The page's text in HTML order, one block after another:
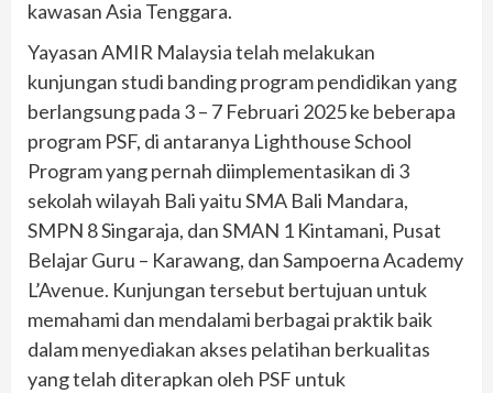
kawasan Asia Tenggara.
Yayasan AMIR Malaysia telah melakukan
kunjungan studi banding program pendidikan yang
berlangsung pada 3 – 7 Februari 2025 ke beberapa
program PSF, di antaranya Lighthouse School
Program yang pernah diimplementasikan di 3
sekolah wilayah Bali yaitu SMA Bali Mandara,
SMPN 8 Singaraja, dan SMAN 1 Kintamani, Pusat
Belajar Guru – Karawang, dan Sampoerna Academy
L’Avenue. Kunjungan tersebut bertujuan untuk
memahami dan mendalami berbagai praktik baik
dalam menyediakan akses pelatihan berkualitas
yang telah diterapkan oleh PSF untuk